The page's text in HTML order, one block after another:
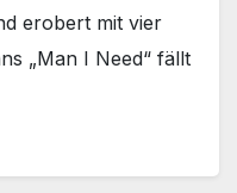
erobert mit vier
„Man I Need“ fällt